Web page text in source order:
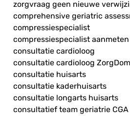
zorgvraag geen nieuwe
comprehensive geriatric
compressiespecialist
compressiespecialist
consultatie cardioloog
consultatie cardioloog
consultatie huisarts
consultatie kaderhuisarts
consultatie longarts huisarts
consultatief team geriatrie CGA